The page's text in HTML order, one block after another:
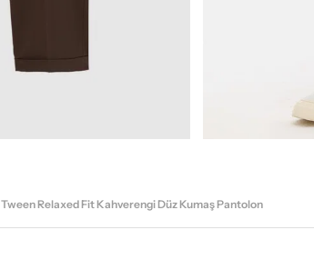
Tween Relaxed Fit Kahverengi Düz Kumaş Pantolon